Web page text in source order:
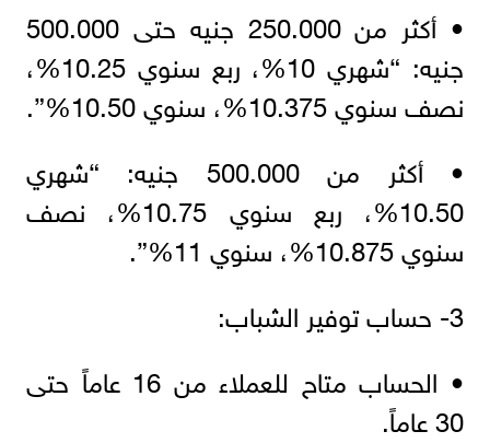
• أكثر من 250.000 جنيه حتى 500.000
جنيه: “شهري 10%، ربع سنوي 10.25%،
نصف سنوي 10.375%، سنوي 10.50%”.
• أكثر من 500.000 جنيه: “شهري
10.50%، ربع سنوي 10.75%، نصف
سنوي 10.875%، سنوي 11%”.
3- حساب توفير الشباب:
• الحساب متاح للعملاء من 16 عاماً حتى
30 عاماً.